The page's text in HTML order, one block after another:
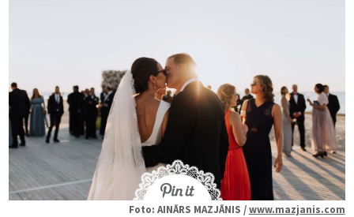
Foto: AINĀRS MAZJĀNIS /www.mazjanis.com